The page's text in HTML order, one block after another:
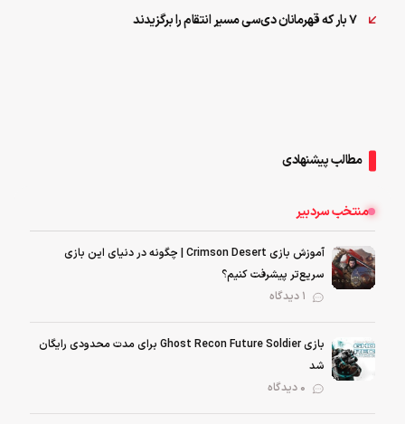
۷ بار که قهرمانان دی‌سی مسیر انتقام را برگزیدند
مطالب پیشنهادی
منتخب سردبیر
آموزش بازی Crimson Desert | چگونه در دنیای این بازی
سریع‌تر پیشرفت کنیم؟
بازی Ghost Recon Future Soldier برای مدت محدودی رایگان
شد